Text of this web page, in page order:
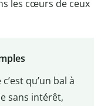
les cœurs de ceux
qu’un bal à
sans intérêt,